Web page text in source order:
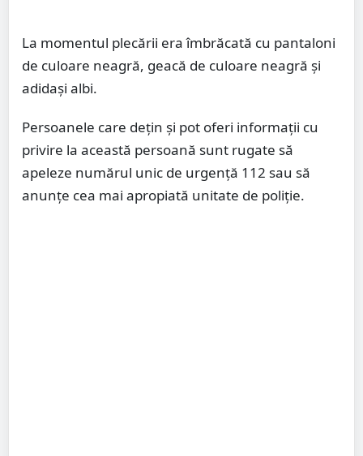
La momentul plecării era îmbrăcată cu pantaloni
de culoare neagră, geacă de culoare neagră și
adidași albi.
Persoanele care dețin și pot oferi informații cu
privire la această persoană sunt rugate să
apeleze numărul unic de urgență 112 sau să
anunțe cea mai apropiată unitate de poliție.